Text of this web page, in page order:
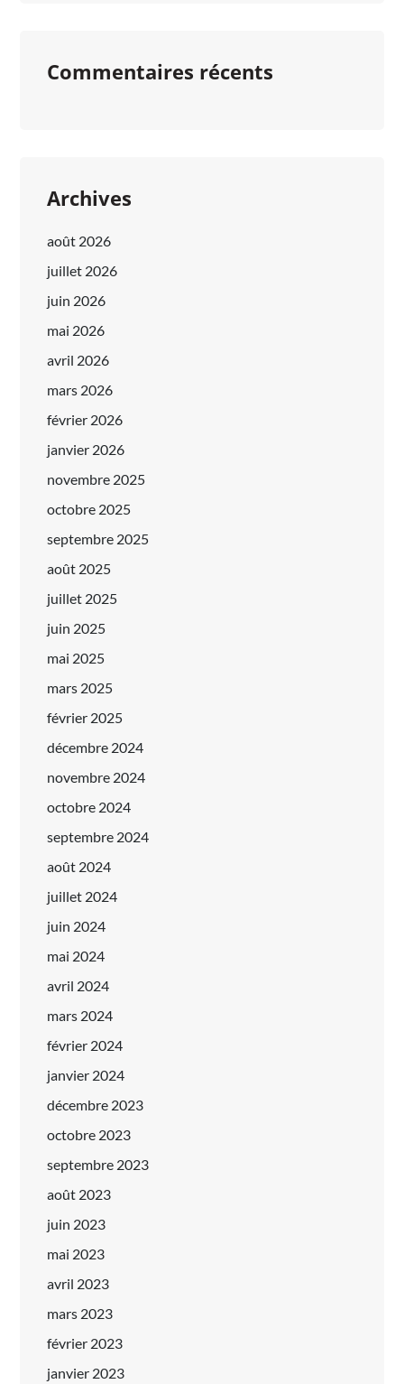
Commentaires récents
Archives
août 2026
juillet 2026
juin 2026
mai 2026
avril 2026
mars 2026
février 2026
janvier 2026
novembre 2025
octobre 2025
septembre 2025
août 2025
juillet 2025
juin 2025
mai 2025
mars 2025
février 2025
décembre 2024
novembre 2024
octobre 2024
septembre 2024
août 2024
juillet 2024
juin 2024
mai 2024
avril 2024
mars 2024
février 2024
janvier 2024
décembre 2023
octobre 2023
septembre 2023
août 2023
juin 2023
mai 2023
avril 2023
mars 2023
février 2023
janvier 2023